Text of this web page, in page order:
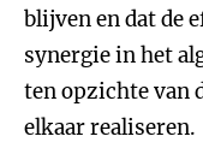
blijven en dat de
synergie in het
ten opzichte van
elkaar realiseren.